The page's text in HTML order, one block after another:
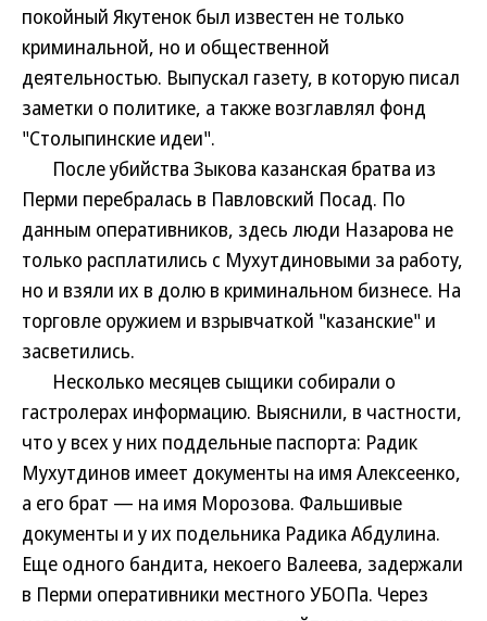
покойный Якутенок был известен не только
криминальной, но и общественной
деятельностью. Выпускал газету, в которую писал
заметки о политике, а также возглавлял фонд
"Столыпинские идеи".
После убийства Зыкова казанская братва из
Перми перебралась в Павловский Посад. По
данным оперативников, здесь люди Назарова не
только расплатились с Мухутдиновыми за работу,
но и взяли их в долю в криминальном бизнесе. На
торговле оружием и взрывчаткой "казанские" и
засветились.
Несколько месяцев сыщики собирали о
гастролерах информацию. Выяснили, в частности,
что у всех у них поддельные паспорта: Радик
Мухутдинов имеет документы на имя Алексеенко,
а его брат — на имя Морозова. Фальшивые
документы и у их подельника Радика Абдулина.
Еще одного бандита, некоего Валеева, задержали
в Перми оперативники местного УБОПа. Через